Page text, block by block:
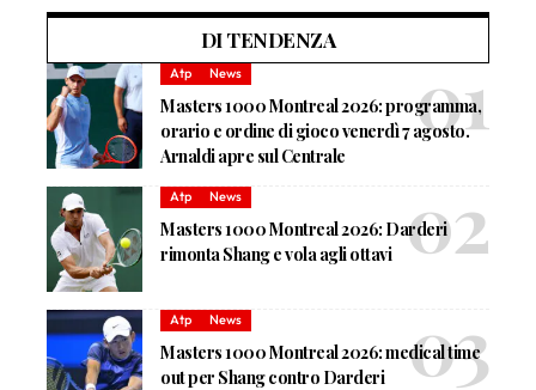
DI TENDENZA
Atp News
Masters 1000 Montreal 2026: programma,
orario e ordine di gioco venerdì 7 agosto.
Arnaldi apre sul Centrale
Atp News
Masters 1000 Montreal 2026: Darderi
rimonta Shang e vola agli ottavi
Atp News
Masters 1000 Montreal 2026: medical time
out per Shang contro Darderi